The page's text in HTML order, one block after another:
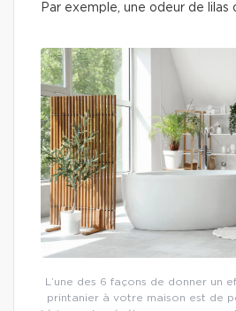
Par exemple, une odeur de lilas
L’une des 6 façons de donner un
printanier à votre maison est de